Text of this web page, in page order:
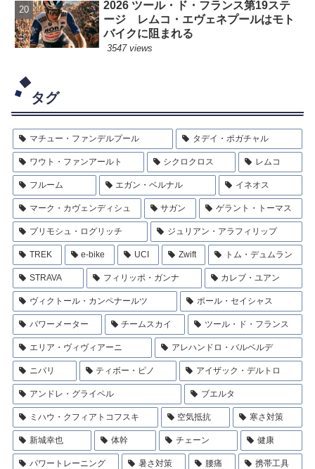
2026 ツール・ド・フランス第19ステ
ージ レムコ・エヴェネプールはモト
バイクに阻まれる
3547 views
タグ
マチュー・ファンデルプール タデイ・ポガチャル
ワウト・ファンアールト シクロクロス レムコ
フルーム エガン・ベルナル イネオス
マーク・カヴェンディシュ サガン ゲラント・トーマス
プリモシュ・ログリッチ ジュリアン・アラフィリップ
TREK e-bike UCI Zwift トム・デュムラン
STRAVA フィリッポ・ガンナ カレブ・ユアン
ヴィクトール・カンペナールツ ポール・セイシャス
パワーメーター チームスカイ ツール・ド・フランス
エリア・ヴィヴィアーニ アレハンドロ・バルベルデ
ニバリ ティボー・ピノ アイザック・デルトロ
アンドレ・グライペル ブエルタ
ミハウ・クフィアトコフスキ 空気抵抗 寒さ対策
新城幸也 体幹 チェーン 健康
パワートレーニング 暑さ対策 腰痛 携帯工具